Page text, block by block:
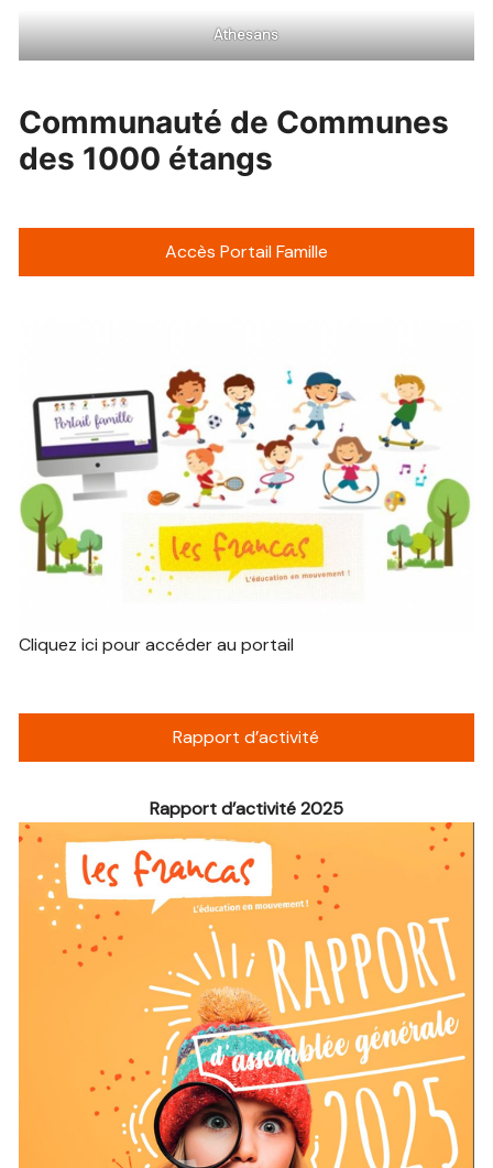
Accès Portail Famille
Cliquez ici pour accéder au portail
Rapport d’activité
Rapport d’activité 2025
Athesans
Communauté de Communes
des 1000 étangs